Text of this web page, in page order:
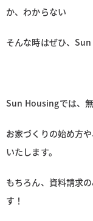
か、わからない
そんな時はぜひ、
Sun Housingでは、無
お家づくりの始め方
いたします。
もちろん、資料請求
す！